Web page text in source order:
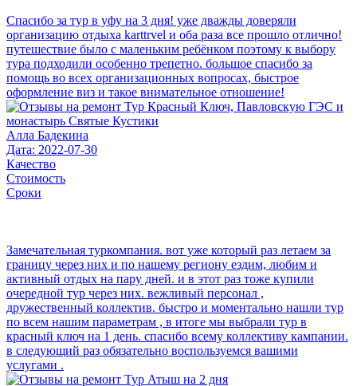
Спасибо за тур в уфу на 3 дня! уже дважды доверяли
организацию отдыха karttrvel и оба раза все прошло отлично!
путешествие было с маленьким ребёнком поэтому к выбору
тура подходили особенно трепетно. большое спасибо за
помощь во всех организационных вопросах, быстрое
оформление виз и такое внимательное отношение!
Алла Бадекина
Дата: 2022-07-30
Качество
Стоимость
Сроки
Замечательная туркомпания. вот уже который раз летаем за
границу через них и по нашему региону ездим, любим и
активный отдых на пару дней. и в этот раз тоже купили
очередной тур через них. вежливый персонал ,
дружественный коллектив. быстро и моментально нашли тур
по всем нашим параметрам , в итоге мы выбрали тур в
красный ключ на 1 день. спасибо всему коллективу кампании.
в следующий раз обязательно воспользуемся вашими
услугами .